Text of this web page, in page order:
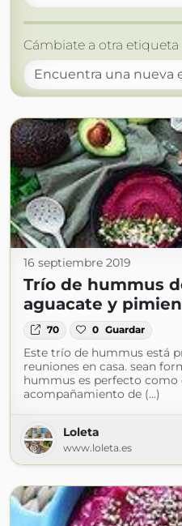
Cámbiate a otra etiqueta
16 septiembre 2019
Trío de hummus
aguacate y
70 0 Guardar
Este trío de hummus está
reuniones en casa. sean
hummus es perfecto como
acompañamiento de (...)
Loleta
www.loleta.es